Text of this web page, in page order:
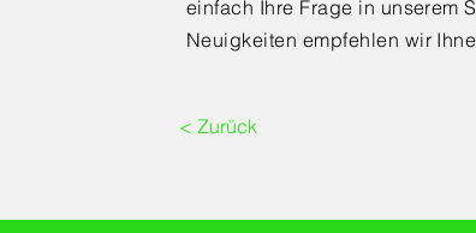
einfach Ihre Frage in unserem
Neuigkeiten empfehlen wir
< Zurück